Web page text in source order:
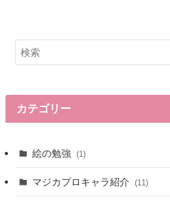
カテゴリー
絵の勉強 (1)
マジカプロキャラ紹介 (11)